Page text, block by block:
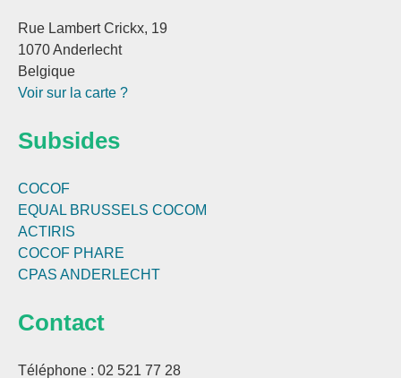
Rue Lambert Crickx, 19
1070 Anderlecht
Belgique
Voir sur la carte ?
Subsides
COCOF
EQUAL BRUSSELS COCOM
ACTIRIS
COCOF PHARE
CPAS ANDERLECHT
Contact
Téléphone : 02 521 77 28